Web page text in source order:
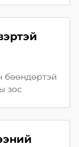
бөөндөртэй
зос